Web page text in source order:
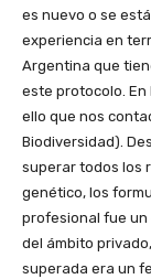
es nuevo o se
experiencia en
Argentina que
este protocolo. En
ello que nos
Biodiversidad).
superar todos los
genético, los
profesional fue
del ámbito
superada era un